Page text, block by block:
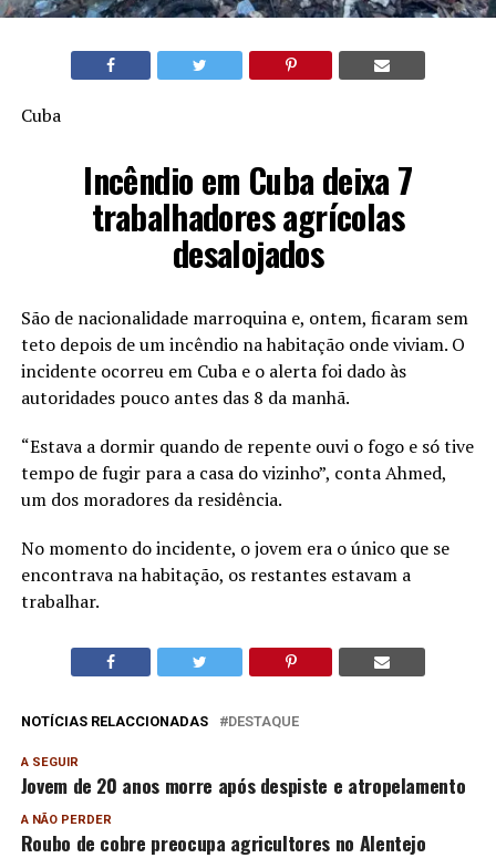
Cuba
Incêndio em Cuba deixa 7
trabalhadores agrícolas
desalojados
São de nacionalidade marroquina e, ontem, ficaram sem
teto depois de um incêndio na habitação onde viviam. O
incidente ocorreu em Cuba e o alerta foi dado às
autoridades pouco antes das 8 da manhã.
“Estava a dormir quando de repente ouvi o fogo e só tive
tempo de fugir para a casa do vizinho”, conta Ahmed,
um dos moradores da residência.
No momento do incidente, o jovem era o único que se
encontrava na habitação, os restantes estavam a
trabalhar.
NOTÍCIAS RELACCIONADAS DESTAQUE
A SEGUIR
Jovem de 20 anos morre após despiste e atropelamento
A NÃO PERDER
Roubo de cobre preocupa agricultores no Alentejo